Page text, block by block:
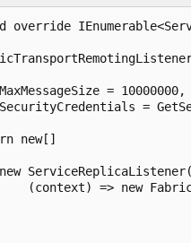
override
= 10000000,
=
new[]
ServiceReplicaListener(
(context) => new